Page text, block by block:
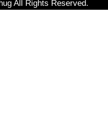
All Rights Reserved.